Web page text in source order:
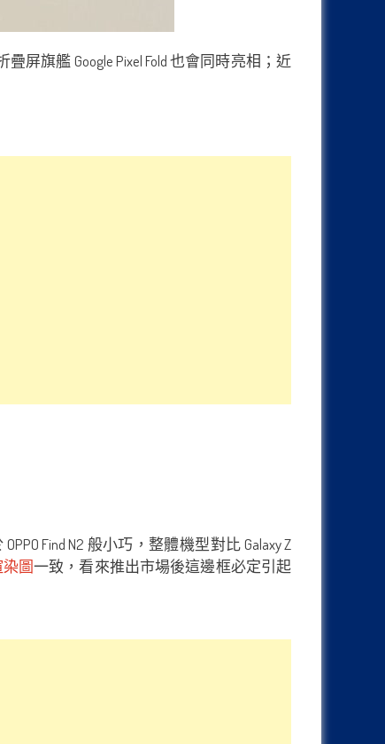
屏旗艦 Google Pixel Fold 也會同時亮相；近
Find N2 般小巧，整體機型對比 Galaxy Z
圖一致，看來推出市場後這邊框必定引起